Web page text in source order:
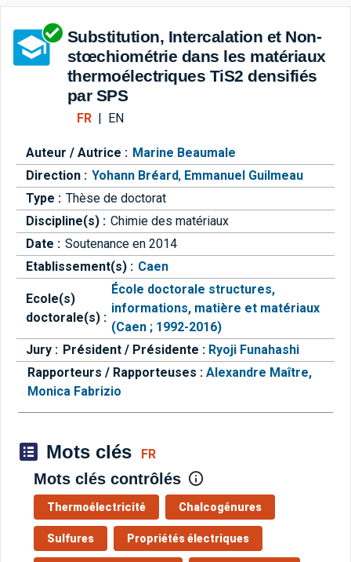
Aller directement à la barre
Substitution, Intercalation et Non-
stœchiométrie dans les matériaux
thermoélectriques TiS2 densifiés
par SPS
FR| EN
Auteur / Autrice : Marine Beaumale
Direction : Yohann Bréard, Emmanuel Guilmeau
Type : Thèse de doctorat
Discipline(s) : Chimie des matériaux
Date : Soutenance en 2014
Etablissement(s) : Caen
Ecole(s)
doctorale(s) :
École doctorale structures,
informations, matière et matériaux
(Caen ; 1992-2016)
Jury : Président / Présidente : Ryoji Funahashi
Rapporteurs / Rapporteuses : Alexandre Maître,
Monica Fabrizio
Mots clés FR
Mots clés contrôlés
Thermoélectricité Chalcogénures
Sulfures Propriétés électriques